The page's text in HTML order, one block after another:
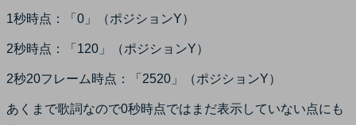
1秒時点：「0」（ポジションY）
2秒時点：「120」（ポジションY）
2秒20フレーム時点：「2520」（ポジションY）
あくまで歌詞なので0秒時点ではまだ表示していない点にも